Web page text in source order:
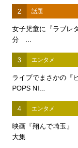
2 話題
女子児童に『ラブレ
分 ...
3 エンタメ
ライブでまさかの『
POPS NI...
4 エンタメ
映画『翔んで埼玉』
大集...